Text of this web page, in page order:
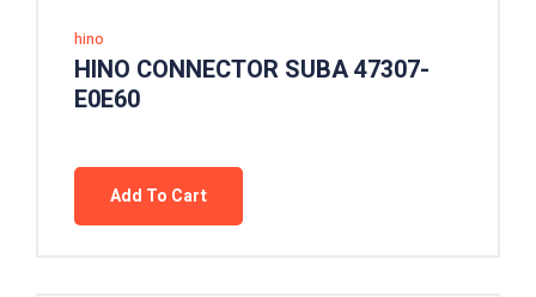
hino
HINO CONNECTOR SUBA 47307-
E0E60
Add To Cart